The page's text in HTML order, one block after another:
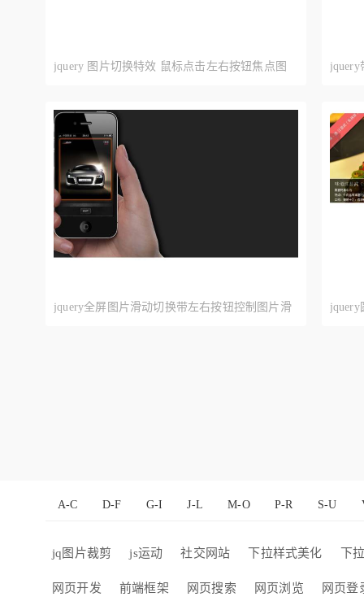
jquery 图片切换特效 鼠标点击左右按钮焦点图
jquery全屏图片滑动切换带左右按钮控制图片滑
A-C D-F G-I J-L M-O P-R S-U
jq图片裁剪 js运动 社交网站 下拉样式美化 下
网页开发 前端框架 网页搜索 网页浏览 网页登